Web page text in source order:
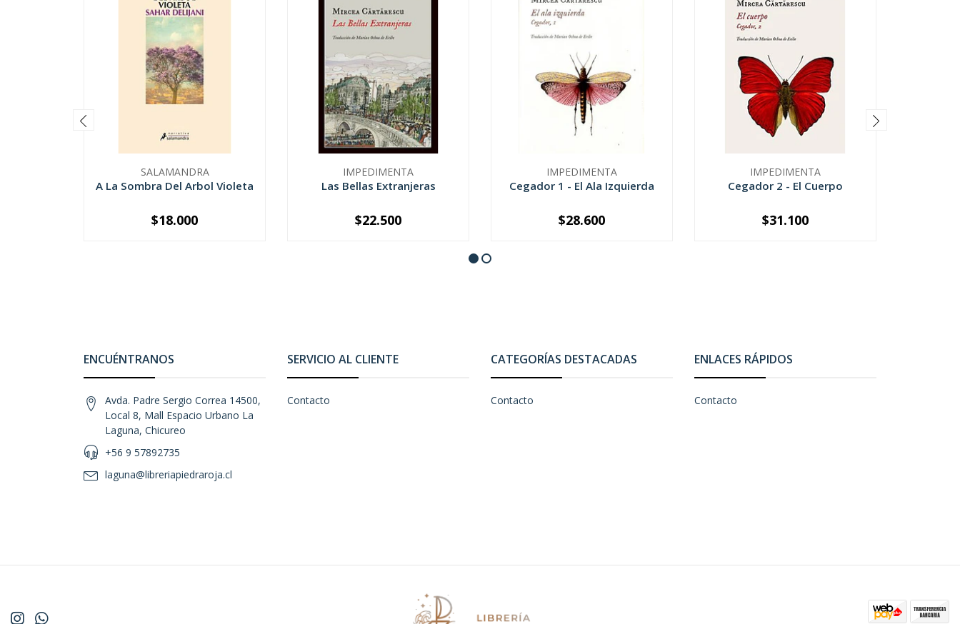
SALAMANDRA
A La Sombra Del Arbol Violeta
+
$18.000
IMPEDIMENTA
Las Bellas Extranjeras
+
$22.500
IMPEDIMENTA
Cegador 1 - El Ala Izquierda
+
$28.600
IMPEDIMENTA
Cegador 2 - El Cuerpo
+
$31.100
ENCUÉNTRANOS
Avda. Padre Sergio Correa 14500,
Local 8, Mall Espacio Urbano La
Laguna, Chicureo
+56 9 57892735
laguna@libreriapiedraroja.cl
SERVICIO AL CLIENTE
Contacto
CATEGORÍAS DESTACADAS
Contacto
ENLACES RÁPIDOS
Contacto